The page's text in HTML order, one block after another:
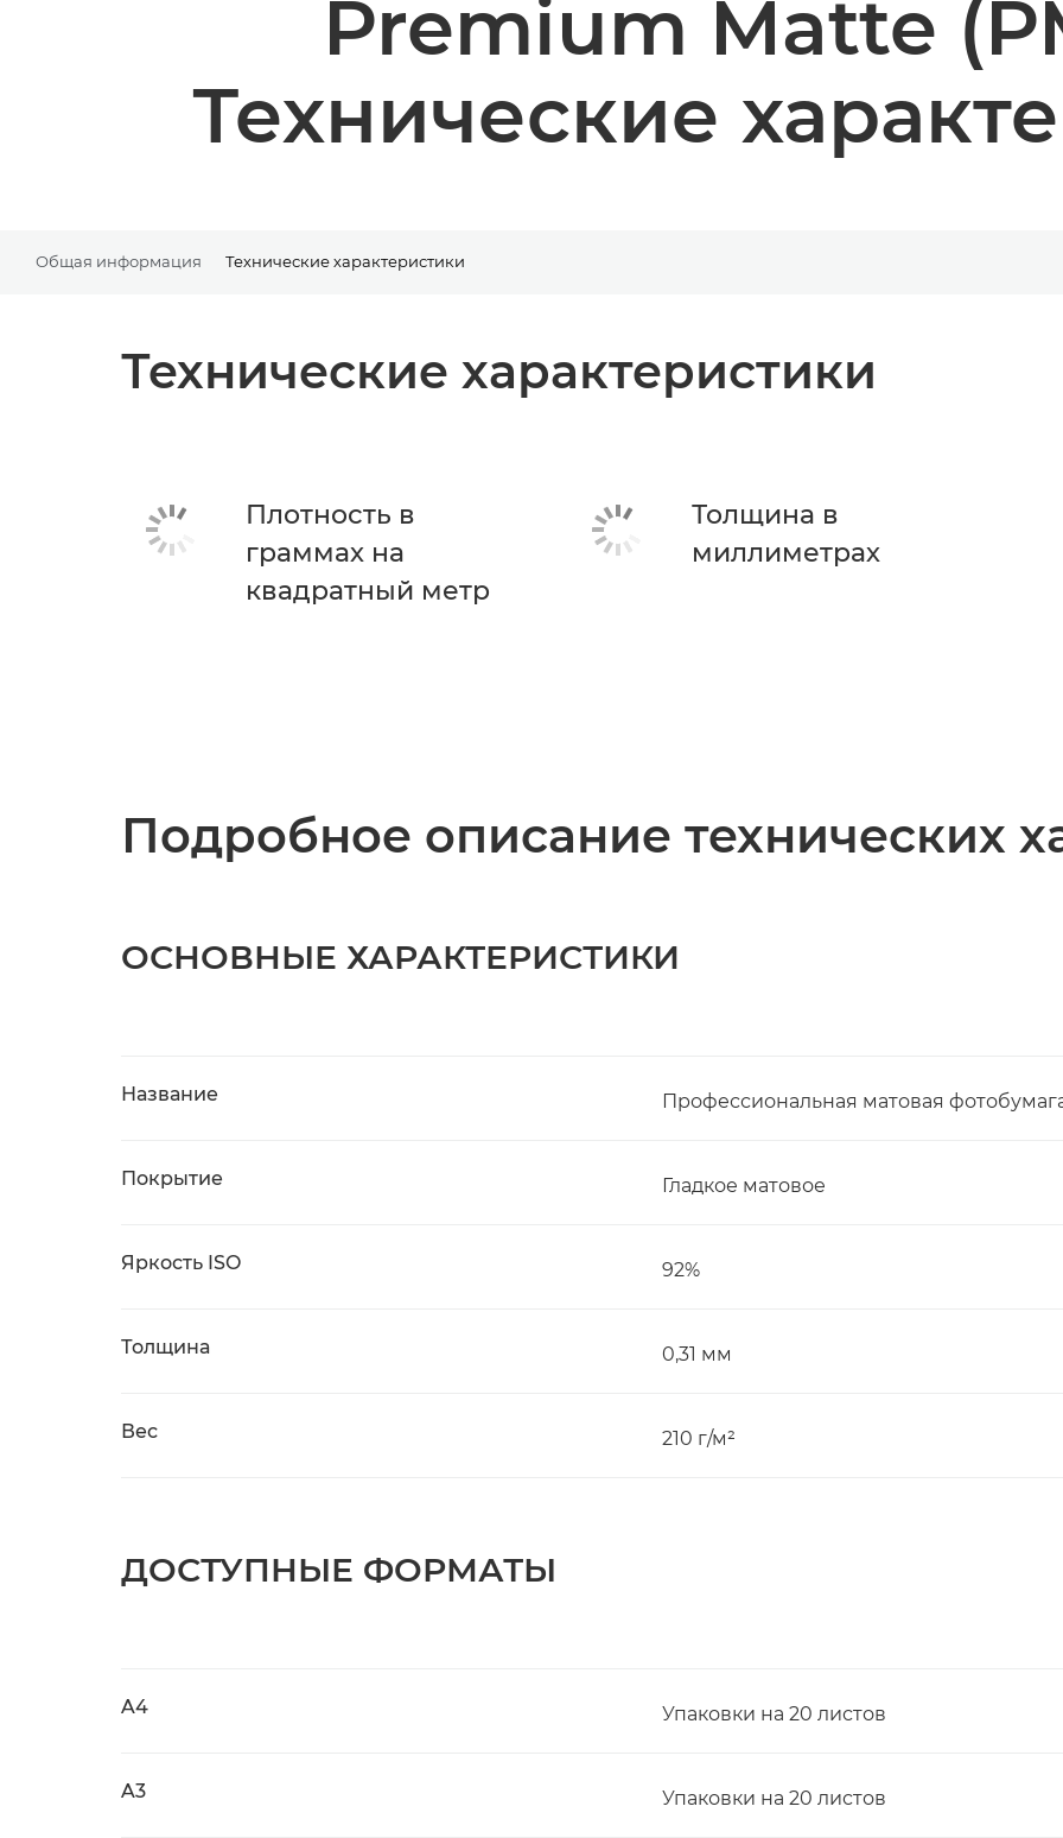
Premium Matte
Технические
Общая информация Технические характеристики
Технические характеристики
Плотность в
граммах на
квадратный метр
Толщина в
миллиметрах
Подробное описание технических
ОСНОВНЫЕ ХАРАКТЕРИСТИКИ
Название Профессиональная матовая
Покрытие Гладкое матовое
Яркость ISO 92%
Толщина 0,31 мм
Вес 210 г/м²
ДОСТУПНЫЕ ФОРМАТЫ
A4 Упаковки на 20 листов
A3 Упаковки на 20 листов